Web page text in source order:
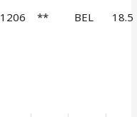
1206 ** BEL 18.5